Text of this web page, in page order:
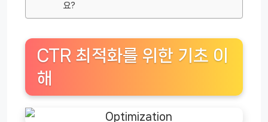
요?
CTR 최적화를 위한 기초 이
해